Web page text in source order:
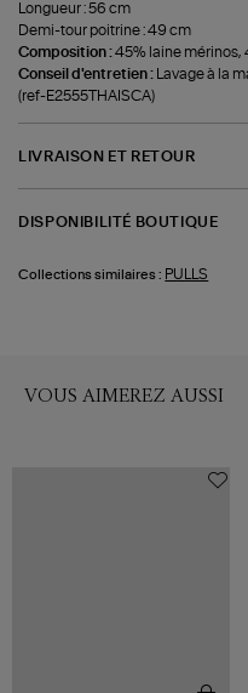
Longueur : 56 cm
Demi-tour poitrine : 49 cm
Composition :45% laine mérinos,
Conseil d'entretien : Lavage à la
(ref-E2555THAISCA)
LIVRAISON ET RETOUR
DISPONIBILITÉ BOUTIQUE
Collections similaires : PULLS
VOUS AIMEREZ AUSSI